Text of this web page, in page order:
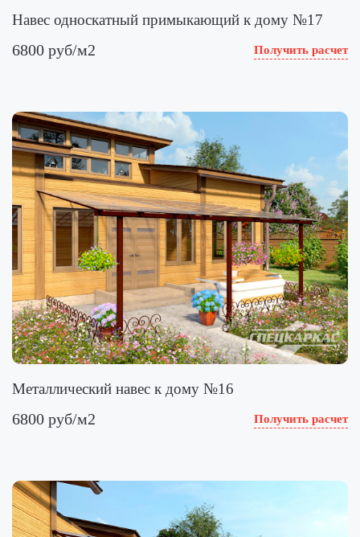
Навес односкатный примыкающий к дому №17
6800 руб/м2 Получить расчет
Металлический навес к дому №16
6800 руб/м2 Получить расчет